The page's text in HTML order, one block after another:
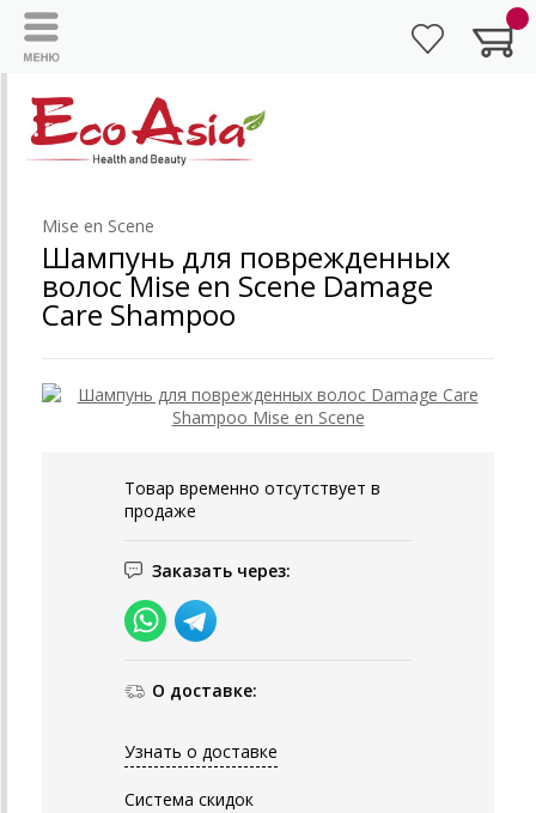
Mise en Scene
Шампунь для поврежденных
волос Mise en Scene Damage
Care Shampoo
Товар временно отсутствует в
продаже
Заказать через:
О доставке:
Узнать о доставке
Система скидок